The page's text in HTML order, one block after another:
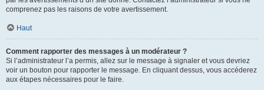
comprenez pas les raisons de votre avertissement.
Haut
Comment rapporter des messages à un modérateur ?
Si l’administrateur l’a permis, allez sur le message à signaler et vous devriez
voir un bouton pour rapporter le message. En cliquant dessus, vous accéderez
aux étapes nécessaires pour le faire.